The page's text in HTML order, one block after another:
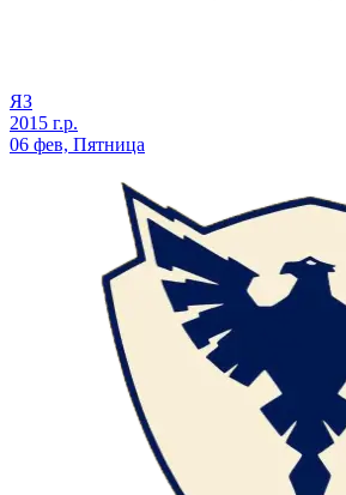
ЯЗ
2015 г.р.
06 фев, Пятница